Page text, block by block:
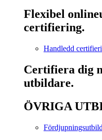
Flexibel
certifiering.
Handledd
Certifiera dig
utbildare.
ÖVRIGA